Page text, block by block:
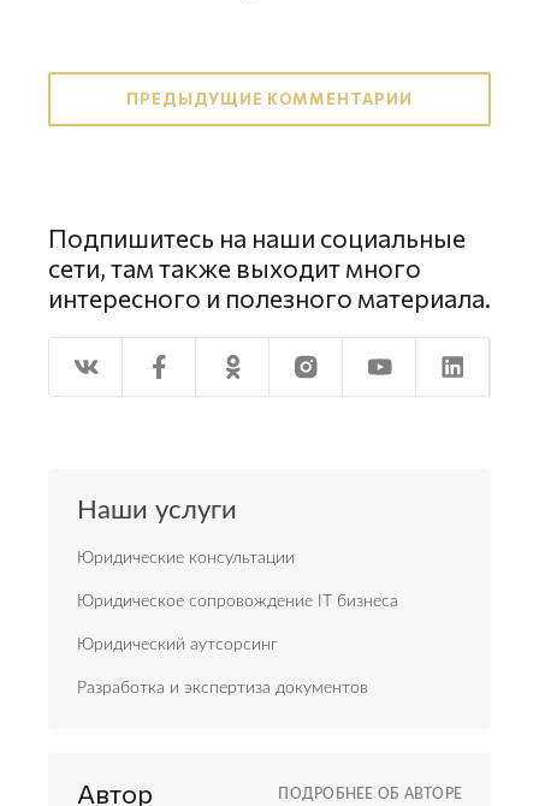
ПРЕДЫДУЩИЕ КОММЕНТАРИИ
Подпишитесь на наши социальные
сети, там также выходит много
интересного и полезного материала.
Наши услуги
Юридические консультации
Юридическое сопровождение IT бизнеса
Юридический аутсорсинг
Разработка и экспертиза документов
Автор ПОДРОБНЕЕ ОБ АВТОРЕ